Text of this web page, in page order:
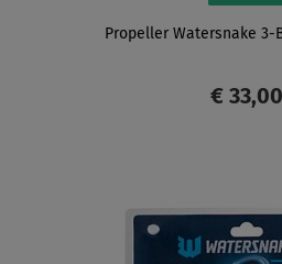
Propeller Watersnake 3-
€ 33,00